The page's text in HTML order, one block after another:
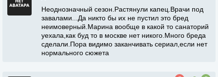
Неоднозначный сезон.Растянули капец.Врачи под
завалами...Да никто бы их не пустил это бред
неимоверный.Марина вообще в какой то санаторий
уехала,как буд то в москве нет никого.Много бреда
сделали.Пора видимо заканчивать сериал,если нет
нормального сюжета